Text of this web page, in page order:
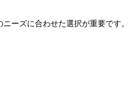
ーズに合わせた選択が重要です。